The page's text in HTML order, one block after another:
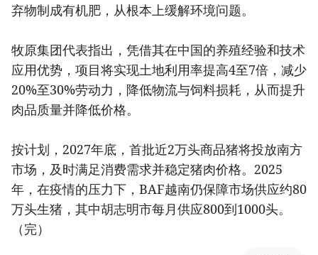
弃物制成有机肥，从根本上缓解环境问题。
牧原集团代表指出，凭借其在中国的养殖经验和技术
应用优势，项目将实现土地利用率提高4至7倍，减少
20%至30%劳动力，降低物流与饲料损耗，从而提升
肉品质量并降低价格。
按计划，2027年底，首批近2万头商品猪将投放南方
市场，及时满足消费需求并稳定猪肉价格。2025
年，在疫情的压力下，BAF越南仍保障市场供应约80
万头生猪，其中胡志明市每月供应800到1000头。
（完）